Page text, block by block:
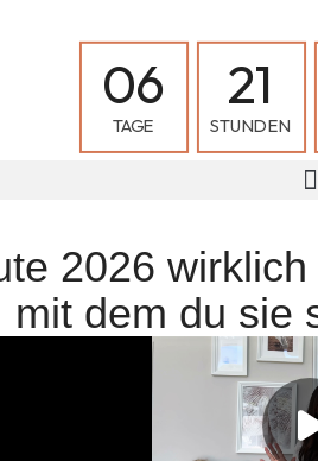
06
TAGE
21
STUNDEN
2026 wirklich
dem du